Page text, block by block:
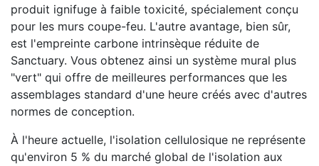
produit ignifuge à faible toxicité, spécialement conçu
pour les murs coupe-feu. L'autre avantage, bien sûr,
est l'empreinte carbone intrinsèque réduite de
Sanctuary. Vous obtenez ainsi un système mural plus
"vert" qui offre de meilleures performances que les
assemblages standard d'une heure créés avec d'autres
normes de conception.
À l'heure actuelle, l'isolation cellulosique ne représente
qu'environ 5 % du marché global de l'isolation aux